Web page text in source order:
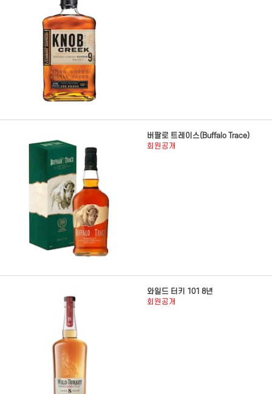
버팔로 트레이스(Buffalo Trace)
회원공개
와일드 터키 101 8년
회원공개